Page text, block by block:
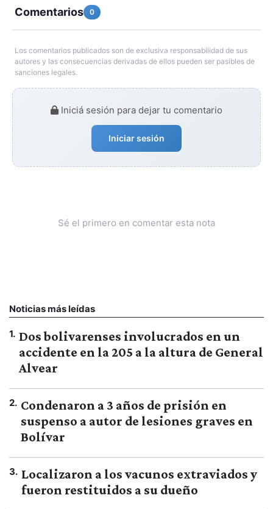
Comentarios 0
Los comentarios publicados son de exclusiva responsabilidad de sus
autores y las consecuencias derivadas de ellos pueden ser pasibles de
sanciones legales.
Iniciá sesión para dejar tu comentario
Iniciar sesión
Sé el primero en comentar esta nota
Noticias más leídas
1. Dos bolivarenses involucrados en un
accidente en la 205 a la altura de General
Alvear
2. Condenaron a 3 años de prisión en
suspenso a autor de lesiones graves en
Bolívar
3. Localizaron a los vacunos extraviados y
fueron restituidos a su dueño